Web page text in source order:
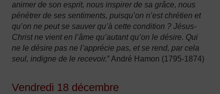
animer de son esprit, nous inspirer de sa grâce, nous
pénétrer de ses sentiments, puisqu’on n’est chrétien et
qu’on ne peut se sauver qu’à cette condition ? Jésus-
Christ ne vient en l’âme qu’autant qu’on le désire. Qui
ne le désire pas ne l’apprécie pas, et se rend, par cela
seul, indigne de le recevoir.” André Hamon (1795-1874)
Vendredi 18 décembre